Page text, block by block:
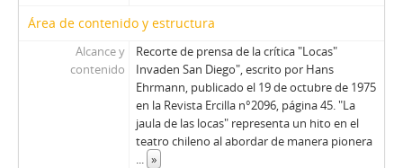
00054 - Arauco En Escena
00055 - Pedro De La Barra Pionero Por Excelencia
00056 - Bernardo Trumper Luces De Exportación
00057 - Un Arauco Poco Domado
00058 - Un Cid Bisoño
00059 - Viuda Poco Vigorosa
00060 - Un Acierto De Imagen
Área de contenido y estructura
Alcance y
contenido
Recorte de prensa de la crítica "Locas"
Invaden San Diego", escrito por Hans
Ehrmann, publicado el 19 de octubre de 1975
en la Revista Ercilla n°2096, página 45. "La
jaula de las locas" representa un hito en el
teatro chileno al abordar de manera pionera
... »